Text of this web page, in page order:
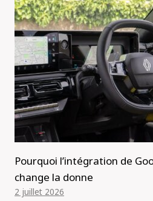
Pourquoi l’intégration de
change la donne
2 juillet 2026